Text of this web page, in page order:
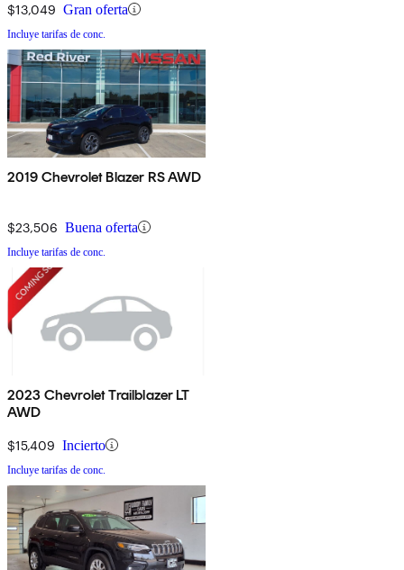
$13,049 Gran oferta
Incluye tarifas de conc.
2019 Chevrolet Blazer RS AWD
$23,506 Buena oferta
Incluye tarifas de conc.
2023 Chevrolet Trailblazer LT
AWD
$15,409 Incierto
Incluye tarifas de conc.